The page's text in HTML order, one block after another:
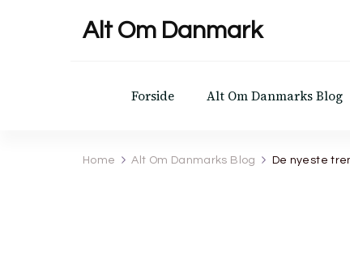
Alt Om Danmark
Forside Alt Om Danmarks Blog
Home Alt Om Danmarks Blog De nyeste